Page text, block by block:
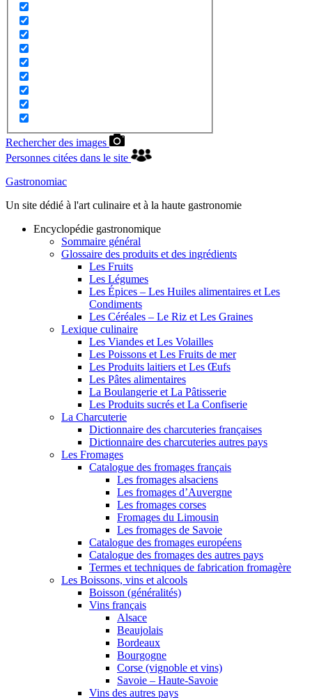
Rechercher des images
Personnes citées dans le site
Gastronomiac
Un site dédié à l'art culinaire et à la haute gastronomie
Encyclopédie gastronomique
Sommaire général
Glossaire des produits et des ingrédients
Les Fruits
Les Légumes
Les Épices – Les Huiles alimentaires et Les
Condiments
Les Céréales – Le Riz et Les Graines
Lexique culinaire
Les Viandes et Les Volailles
Les Poissons et Les Fruits de mer
Les Produits laitiers et Les Œufs
Les Pâtes alimentaires
La Boulangerie et La Pâtisserie
Les Produits sucrés et La Confiserie
La Charcuterie
Dictionnaire des charcuteries françaises
Dictionnaire des charcuteries autres pays
Les Fromages
Catalogue des fromages français
Les fromages alsaciens
Les fromages d’Auvergne
Les fromages corses
Fromages du Limousin
Les fromages de Savoie
Catalogue des fromages européens
Catalogue des fromages des autres pays
Termes et techniques de fabrication fromagère
Les Boissons, vins et alcools
Boisson (généralités)
Vins français
Alsace
Beaujolais
Bordeaux
Bourgogne
Corse (vignoble et vins)
Savoie – Haute-Savoie
Vins des autres pays